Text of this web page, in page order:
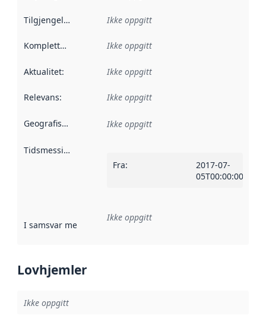
Tilgjengelighet Ikke oppgitt
Kompletthet Ikke oppgitt
Aktualitet: Ikke oppgitt
Relevans: Ikke oppgitt
Geografisk avgrensning :
Ikke oppgitt
Tidsmessig avgrensning
Fra:
2017-07-
05T00:00:00Z
I samsvar med Referanse til en implementasjonsregel
Ikke oppgitt
Lovhjemler
Ikke oppgitt